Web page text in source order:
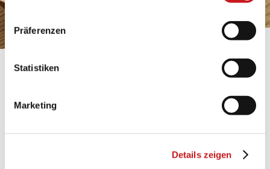
personenbezogene Daten verarbeiten. Hier geht’s zum
Impressum.
Präferenzen
Statistiken
Marketing
Details zeigen